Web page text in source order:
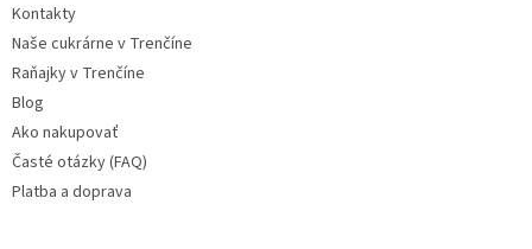
Kontakty
Naše cukrárne v Trenčíne
Raňajky v Trenčíne
Blog
Ako nakupovať
Časté otázky (FAQ)
Platba a doprava